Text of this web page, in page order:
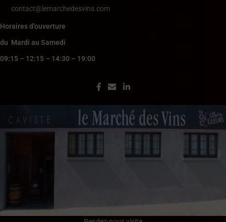
contact@lemarchedesvins.com
Horaires d’ouverture
du Mardi au Samedi
09:15 – 12:15 – 14:30 – 19:00